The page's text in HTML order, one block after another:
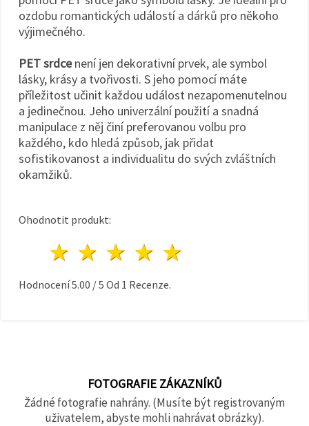
ozdobu romantických událostí a dárků pro někoho
výjimečného.
PET srdcenení jen dekorativní prvek, ale symbol
lásky, krásy a tvořivosti. S jeho pomocí máte
příležitost učinit každou událost nezapomenutelnou
a jedinečnou. Jeho univerzální použití a snadná
manipulace z něj činí preferovanou volbu pro
každého, kdo hledá způsob, jak přidat
sofistikovanost a individualitu do svých zvláštních
okamžiků.
Ohodnotit produkt:
4 hvězdy
3 hvězdy
2 hvězdy
1 hvězda
Hodnocení5.00 /5 Od 1 Recenze.
FOTOGRAFIE ZÁKAZNÍKŮ
Žádné fotografie nahrány. (Musíte být registrovaným
uživatelem, abyste mohli nahrávat obrázky).